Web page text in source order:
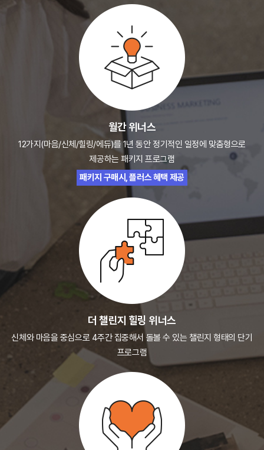
월간 위너스
12가지(마음/신체/힐링/에듀)를 1년 동안 정기적인 일정에 맞춤형으로
제공하는 패키지 프로그램
패키지 구매시, 플러스 혜택 제공
더 챌린지 힐링 위너스
신체와 마음을 중심으로 4주간 집중해서 돌볼 수 있는 챌린지 형태의 단기
프로그램